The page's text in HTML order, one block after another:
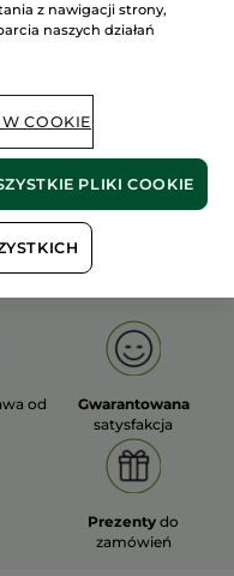
hektarów
NAT.
od
Gwarantowana
satysfakcja
Prezenty do
zamówień
z nawigacji strony,
naszych działań
COOKIE
PLIKI COOKIE